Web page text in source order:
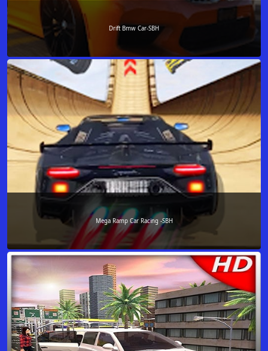
Drift Bmw Car-SBH
Mega Ramp Car Racing -SBH